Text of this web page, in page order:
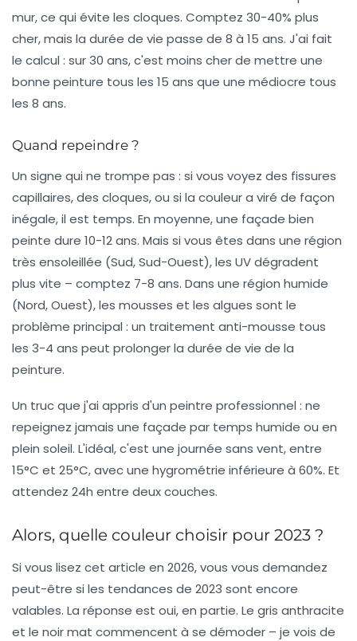
mur, ce qui évite les cloques. Comptez 30-40% plus
cher, mais la durée de vie passe de 8 à 15 ans. J'ai fait
le calcul : sur 30 ans, c'est moins cher de mettre une
bonne peinture tous les 15 ans que une médiocre tous
les 8 ans.
Quand repeindre ?
Un signe qui ne trompe pas : si vous voyez des fissures
capillaires, des cloques, ou si la couleur a viré de façon
inégale, il est temps. En moyenne, une façade bien
peinte dure 10-12 ans. Mais si vous êtes dans une région
très ensoleillée (Sud, Sud-Ouest), les UV dégradent
plus vite – comptez 7-8 ans. Dans une région humide
(Nord, Ouest), les mousses et les algues sont le
problème principal : un traitement anti-mousse tous
les 3-4 ans peut prolonger la durée de vie de la
peinture.
Un truc que j'ai appris d'un peintre professionnel : ne
repeignez jamais une façade par temps humide ou en
plein soleil. L'idéal, c'est une journée sans vent, entre
15°C et 25°C, avec une hygrométrie inférieure à 60%. Et
attendez 24h entre deux couches.
Alors, quelle couleur choisir pour 2023 ?
Si vous lisez cet article en 2026, vous vous demandez
peut-être si les tendances de 2023 sont encore
valables. La réponse est oui, en partie. Le gris anthracite
et le noir mat commencent à se démoder – je vois de